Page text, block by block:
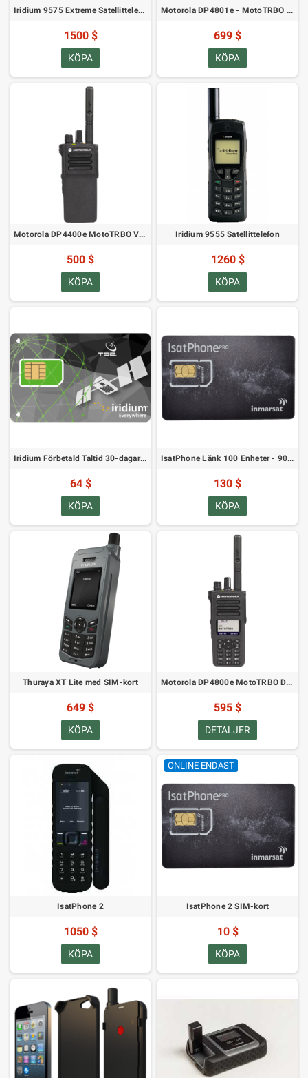
Iridium 9575 Extreme Satellittelefon
1500 $
KÖPA
Motorola DP4801e - MotoTRBO Digital Radio VHF
699 $
KÖPA
Motorola DP4400e MotoTRBO VHF-radio
500 $
KÖPA
Iridium 9555 Satellittelefon
1260 $
KÖPA
Iridium Förbetald Taltid 30-dagars Giltighetsförlängning
64 $
KÖPA
IsatPhone Länk 100 Enheter - 90 Dagar Giltighetstid
130 $
KÖPA
Thuraya XT Lite med SIM-kort
649 $
KÖPA
Motorola DP4800e MotoTRBO Digital Radio VHF
595 $
DETALJER
IsatPhone 2
1050 $
KÖPA
ONLINE ENDAST
IsatPhone 2 SIM-kort
10 $
KÖPA